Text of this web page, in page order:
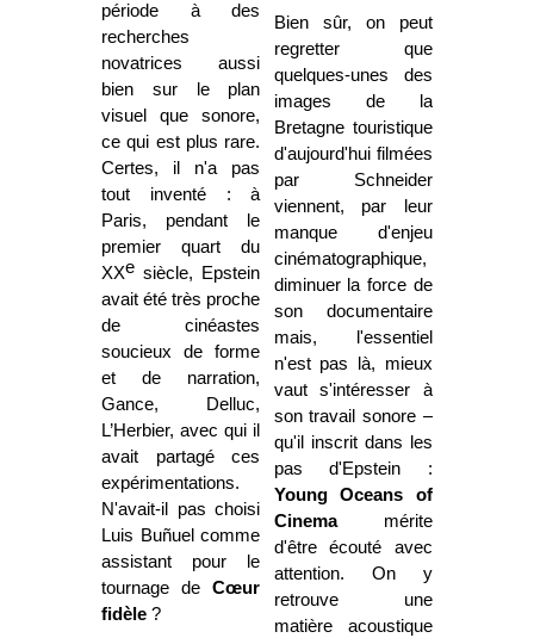
période à des
recherches
novatrices aussi
bien sur le plan
visuel que sonore,
ce qui est plus rare.
Certes, il n'a pas
tout inventé : à
Paris, pendant le
premier quart du
XXe siècle, Epstein
avait été très proche
de cinéastes
soucieux de forme
et de narration,
Gance, Delluc,
L’Herbier, avec qui il
avait partagé ces
expérimentations.
N'avait-il pas choisi
Luis Buñuel comme
assistant pour le
tournage deCœur
fidèle ?
Bien sûr, on peut
regretter que
quelques-unes des
images de la
Bretagne touristique
d'aujourd'hui filmées
par Schneider
viennent, par leur
manque d'enjeu
cinématographique,
diminuer la force de
son documentaire
mais, l'essentiel
n'est pas là, mieux
vaut s'intéresser à
son travail sonore –
qu'il inscrit dans les
pas d'Epstein :
Young Oceans of
Cinemamérite
d'être écouté avec
attention. On y
retrouve une
matière acoustique